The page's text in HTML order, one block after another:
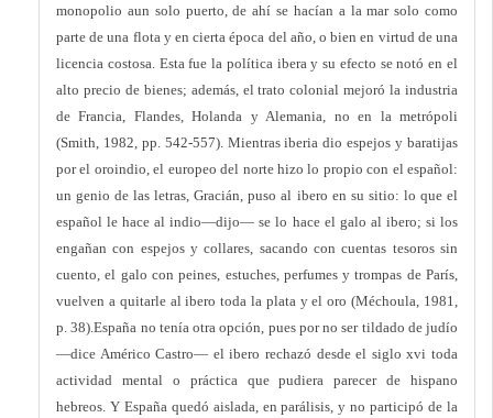
monopolio aun solo puerto, de ahí se hacían a la mar solo como
parte de una flota y en cierta época del año, o bien en virtud de una
licencia costosa. Esta fue la política ibera y su efecto se notó en el
alto precio de bienes; además, el trato colonial mejoró la industria
de Francia, Flandes, Holanda y Alemania, no en la metrópoli
(Smith, 1982, pp. 542-557). Mientras iberia dio espejos y baratijas
por el oroindio, el europeo del norte hizo lo propio con el español:
un genio de las letras, Gracián, puso al ibero en su sitio: lo que el
español le hace al indio—dijo— se lo hace el galo al ibero; si los
engañan con espejos y collares, sacando con cuentas tesoros sin
cuento, el galo con peines, estuches, perfumes y trompas de París,
vuelven a quitarle al ibero toda la plata y el oro (Méchoula, 1981,
p. 38).España no tenía otra opción, pues por no ser tildado de judío
—dice Américo Castro— el ibero rechazó desde el siglo xvi toda
actividad mental o práctica que pudiera parecer de hispano
hebreos. Y España quedó aislada, en parálisis, y no participó de la